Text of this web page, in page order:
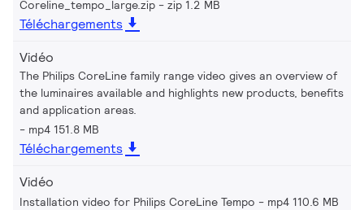
Coreline_tempo_large.zip zip 1.2 MB
Téléchargements
Vidéo
The Philips CoreLine family range video gives an overview of
the luminaires available and highlights new products, benefits
and application areas.
mp4 151.8 MB
Téléchargements
Vidéo
Installation video for Philips CoreLine Tempo mp4 110.6 MB